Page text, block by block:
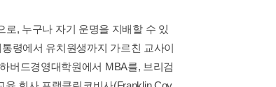
로, 누구나 자기 운명을 지배할 수 있
령에서 유치원생까지 가르친 교사이
버드경영대학원에서 MBA를, 브리검